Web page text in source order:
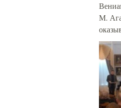
М.